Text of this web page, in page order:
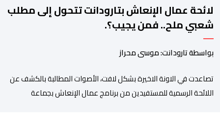
لائحة عمال الإنعاش بتارودانت تتحول إلى مطلب
شعبي ملح.. فمن يجيب؟.
بواسطة تارودانت: موسى محراز
تصاعدت في الاونة الاخيرة بشكل لافت، الأصوات المطالبة بالكشف عن
اللائحة الرسمية للمستفيدين من برنامج عمال الإنعاش بجماعة